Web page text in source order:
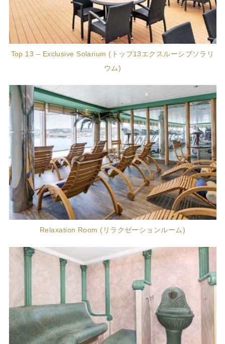
Top 13 – Exclusive Solarium (トップ13エクスルーシブソラリ
ウム)
Relaxation Room (リラクゼーションルーム)